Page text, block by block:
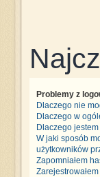
Problemy z
Dlaczego nie
Dlaczego w
Dlaczego
W jaki sposób
użytkowników
Zapomniałem